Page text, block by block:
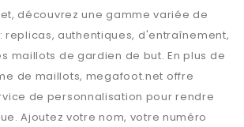
, découvrez une gamme variée de
: replicas, authentiques, d'entraînement,
maillots de gardien de but. En plus de
de maillots, megafoot.net offre
de personnalisation pour rendre
Ajoutez votre nom, votre numéro